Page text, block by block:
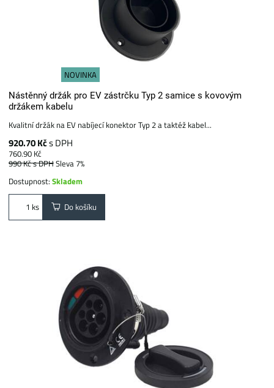
NOVINKA
Nástěnný držák pro EV zástrčku Typ 2 samice s kovovým
držákem kabelu
Kvalitní držák na EV nabíjecí konektor Typ 2 a taktéž kabel...
920.70 Kčs DPH
760.90 Kč
990 Kčs DPHSleva 7%
Dostupnost:Skladem
ks Do košíku